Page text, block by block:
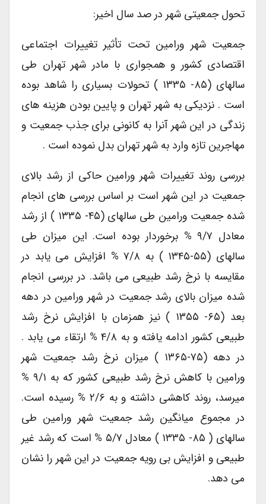
تحول جمعیتی شهر در صد سال اخیر:
جمعیت شهر ورامین تحت تأثیر تغییرات اجتماعی
اقتصادی کشور و همجواری با مادر شهر تهران طی
سالهای (۸۵- ۱۳۳۵ ) تحولات بسیاری را شاهد بوده
است . نزدیکی به شهر تهران و پایین بودن هزینه های
زندگی در این شهر آنرا به کانونی برای جذب جمعیت و
مهاجرین تازه وارد به شهر تهران بدل نموده است .
بررسی روند تغییرات شهر ورامین حاکی از رشد بالای
جمعیت در این شهر است بر اساس بررسی های انجام
شده جمعیت ورامین طی سالهای (۴۵- ۱۳۳۵ ) از رشد
معادل ۹/۷ % برخوردار بوده است. این میزان طی
سالهای (۵۵-۱۳۴۵ ) به ۷/۸ % افزایش می یابد در
مقایسه با نرخ رشد طبیعی می باشد. در بررسی انجام
شده میزان بالای رشد جمعیت در شهر ورامین در دهه
بعد (۶۵- ۱۳۵۵ ) نیز همزمان با افزایش نرخ رشد
طبیعی کشور ادامه یافته و به ۴/۸ % ارتقاء می یابد .
در دهه (۷۵-۱۳۶۵ ) میزان نرخ رشد جمعیت شهر
ورامین با کاهش نرخ رشد طبیعی کشور که به ۹/۱ %
میرسد، روند کاهشی داشته و به ۲/۶ % رسیده است.
در مجموع میانگین رشد جمعیت شهر ورامین طی
سالهای ( ۸۵- ۱۳۳۵ ) معادل ۵/۷ % است که رشد غیر
طبیعی و افزایش بی رویه جمعیت در این شهر را نشان
می دهد.